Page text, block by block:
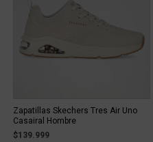
Zapatillas Skechers Tres Air Uno
Casairal Hombre
$139.999